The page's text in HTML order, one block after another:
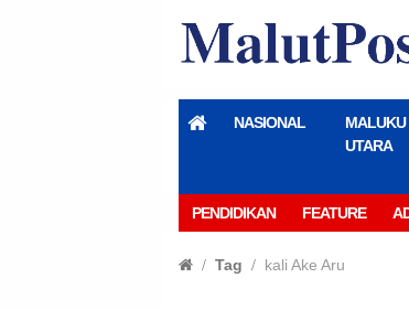
NASIONAL
MALUKU
UTARA
PENDIDIKAN FEATURE
Tag kali Ake Aru